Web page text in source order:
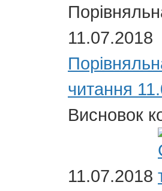
11.07.2018
читання
Висновок
11.07.2018